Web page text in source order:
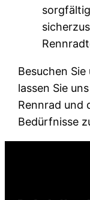
Besuchen
lassen Sie
Rennrad und
Bedürfnisse